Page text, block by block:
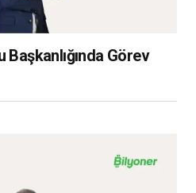
Görev